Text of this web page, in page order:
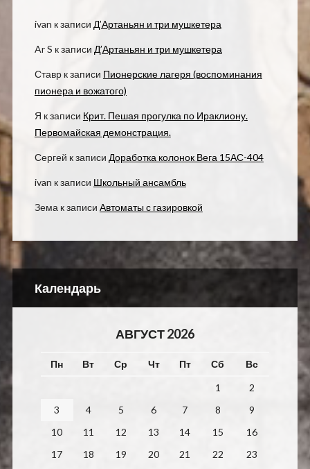
ivan к записи Д’Артаньян и три мушкетера
Ar S к записи Д’Артаньян и три мушкетера
Ставрк записи Пионерские лагеря (воспоминания
пионера и вожатого)
Я к записи Крит. Пешая прогулка по Ираклиону.
Первомайская демонстрация.
Сергей к записи Доработка колонок Вега 15АС-404
ivan к записи Школьный ансамбль
Зема к записи Автоматы с газировкой
Календарь
АВГУСТ 2026
Пн Вт Ср Чт Пт Сб
Вс
1
2
3
4 5 6 7 8
9
10
11 12 13 14 15
16
17
18 19 20 21 22 23